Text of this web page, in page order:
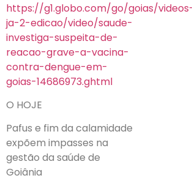
https://g1.globo.com/go/goias/
ja-2-edicao/video/saude-
investiga-suspeita-de-
reacao-grave-a-vacina-
contra-dengue-em-
goias-14686973.ghtml
O HOJE
Pafus e fim da calamidade
expõem impasses na
gestão da saúde de
Goiânia